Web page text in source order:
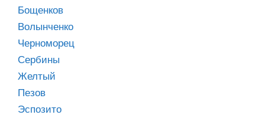
Бощенков
Волынченко
Черноморец
Сербины
Желтый
Пезов
Эспозито